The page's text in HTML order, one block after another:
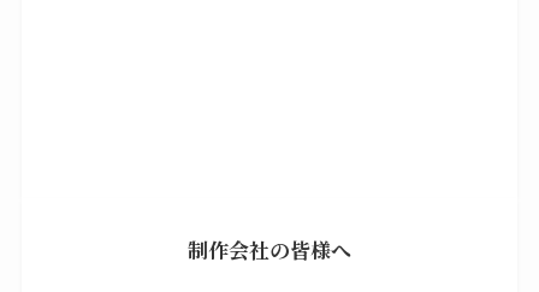
制作会社の皆様へ